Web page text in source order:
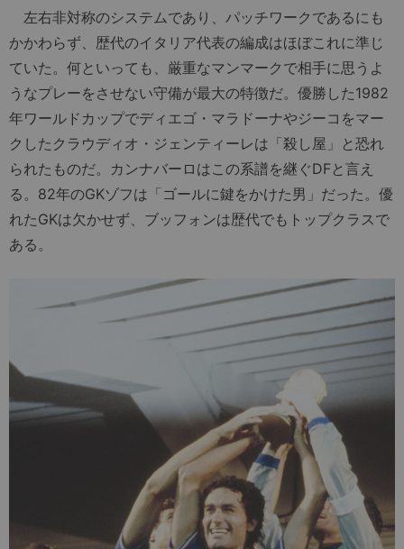
左右非対称のシステムであり、パッチワークであるにも
かかわらず、歴代のイタリア代表の編成はほぼこれに準じ
ていた。何といっても、厳重なマンマークで相手に思うよ
うなプレーをさせない守備が最大の特徴だ。優勝した1982
年ワールドカップでディエゴ・マラドーナやジーコをマー
クしたクラウディオ・ジェンティーレは「殺し屋」と恐れ
られたものだ。カンナバーロはこの系譜を継ぐDFと言え
る。82年のGKゾフは「ゴールに鍵をかけた男」だった。優
れたGKは欠かせず、ブッフォンは歴代でもトップクラスで
ある。